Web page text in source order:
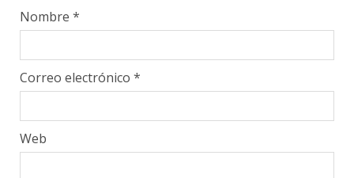
Nombre *
Correo electrónico *
Web